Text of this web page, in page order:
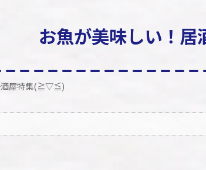
お魚が美味しい！
酒屋特集(≧▽≦)